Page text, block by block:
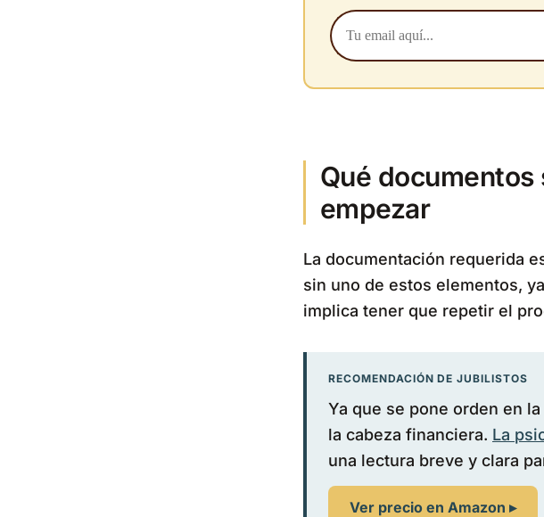
Qué documentos
empezar
La documentación requerida
sin uno de estos elementos,
implica tener que repetir el
RECOMENDACIÓN DE JUBILISTOS
Ya que se pone orden en
la cabeza financiera. La
una lectura breve y clara
Ver precio en Amazon ▸